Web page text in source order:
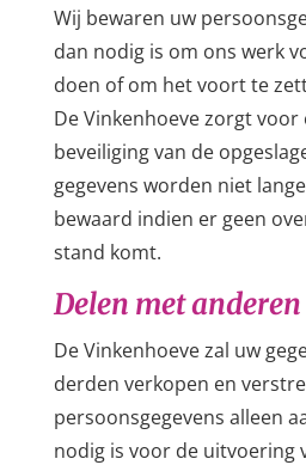
Wij bewaren uw
dan nodig is om ons werk
doen of om het voort te
De Vinkenhoeve zorgt voor
beveiliging van de
gegevens worden niet
bewaard indien er geen
stand komt.
Delen met anderen
De Vinkenhoeve zal uw
derden verkopen en
persoonsgegevens alleen
nodig is voor de uitvoering